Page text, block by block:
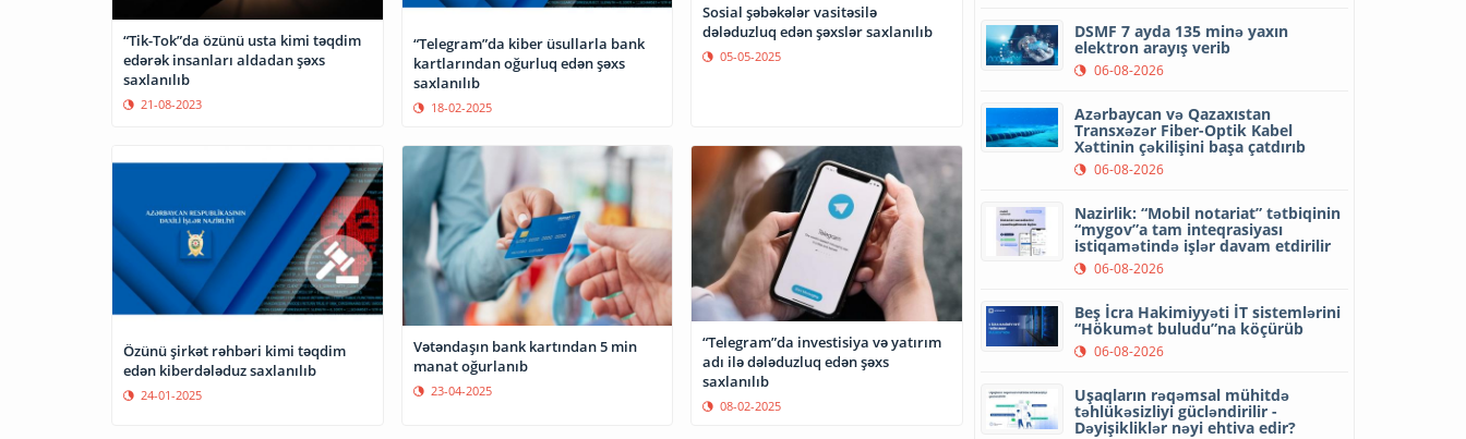
“Tik-Tok”da özünü usta kimi təqdim
edərək insanları aldadan şəxs
saxlanılıb
21-08-2023
“Telegram”da kiber üsullarla bank
kartlarından oğurluq edən şəxs
saxlanılıb
18-02-2025
Sosial şəbəkələr vasitəsilə
dələduzluq edən şəxslər saxlanılıb
05-05-2025
Özünü şirkət rəhbəri kimi təqdim
edən kiberdələduz saxlanılıb
24-01-2025
Vətəndaşın bank kartından 5 min
manat oğurlanıb
23-04-2025
“Telegram”da investisiya və yatırım
adı ilə dələduzluq edən şəxs
saxlanılıb
08-02-2025
DSMF 7 ayda 135 minə yaxın
elektron arayış verib
06-08-2026
Azərbaycan və Qazaxıstan
Transxəzər Fiber-Optik Kabel
Xəttinin çəkilişini başa çatdırıb
06-08-2026
Nazirlik: “Mobil notariat” tətbiqinin
“mygov”a tam inteqrasiyası
istiqamətində işlər davam etdirilir
06-08-2026
Beş İcra Hakimiyyəti İT sistemlərini
“Hökumət buludu”na köçürüb
06-08-2026
Uşaqların rəqəmsal mühitdə
təhlükəsizliyi gücləndirilir -
Dəyişikliklər nəyi ehtiva edir?